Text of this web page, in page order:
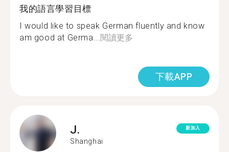
我的語言學習目標
I would like to speak German fluently and know
am good at Germa...閱讀更多
下載APP
J.
Shanghai
新加入